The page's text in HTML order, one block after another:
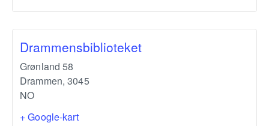
Drammensbiblioteket
Grønland 58
Drammen, 3045
NO
+ Google-kart